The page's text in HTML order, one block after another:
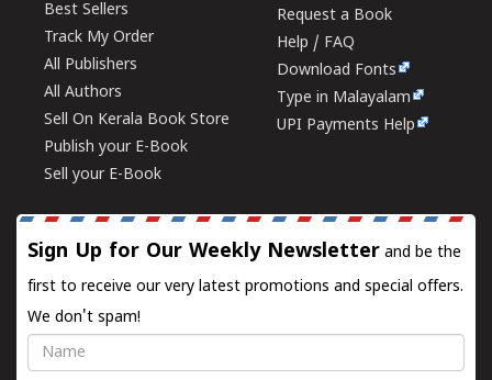
Best Sellers
Track My Order
All Publishers
All Authors
Sell On Kerala Book Store
Publish your E-Book
Sell your E-Book
Request a Book
Help / FAQ
Download Fonts
Type in Malayalam
UPI Payments Help
Sign Up for Our Weekly Newsletter and be the
first to receive our very latest promotions and special offers.
We don't spam!
Name